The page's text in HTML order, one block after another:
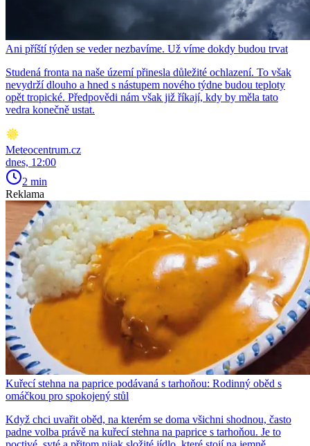
Ani příští týden se veder nezbavíme. Už víme dokdy budou trvat
Studená fronta na naše území přinesla důležité ochlazení. To však
nevydrží dlouho a hned s nástupem nového týdne budou teploty
opět tropické. Předpovědi nám však již říkají, kdy by měla tato
vedra konečně ustat.
Meteocentrum.cz
dnes, 12:00
2 min
Reklama
Kuřecí stehna na paprice podávaná s tarhoňou: Rodinný oběd s
omáčkou pro spokojený stůl
Když chci uvařit oběd, na kterém se doma všichni shodnou, často
padne volba právě na kuřecí stehna na paprice s tarhoňou. Je to